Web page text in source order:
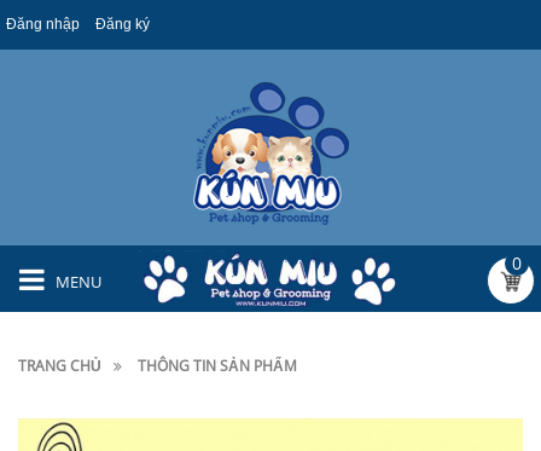
Đăng nhập Đăng ký
MENU
0
TRANG CHỦ THÔNG TIN SẢN PHẨM